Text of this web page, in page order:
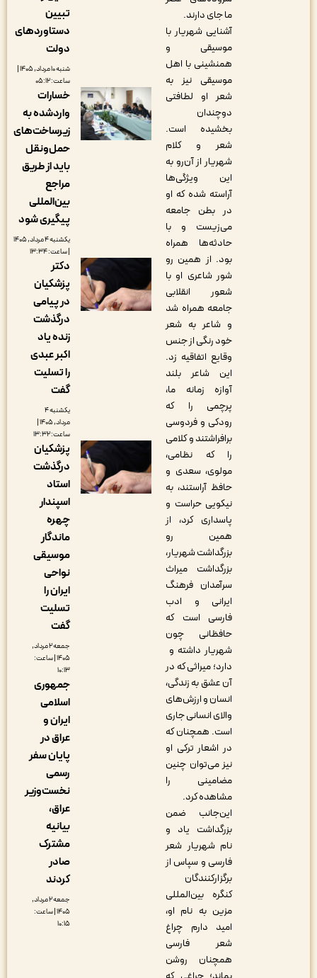
ما جای دارند.
آشنایی شهریار با
موسیقی و
همنشینی با اهل
موسیقی نیز به
شعر او لطافتی
دوچندان
بخشیده است.
شعر و کلام
شهریار از آن‌رو به
این ویژگی‌ها
آراسته شده که او
در بطن جامعه
می‌زیست و با
حادثه‌ها همراه
بود. از همین رو
شور شاعری او با
شعور انقلابی
جامعه همراه شد
و شاعر به شعر
خود رنگی از جنس
وقایع اتفاقیه زد.
این شاعر بلند
آوازه زمانه ما،
پرچمی را که
رودکی و فردوسی
برافراشتند و کلامی
را که نظامی،
مولوی، سعدی و
حافظ آراستند، به
نیکویی حراست و
پاسداری کرد، از
همین رو
بزرگداشت شهریار،
بزرگداشت میراث
سرآمدان فرهنگ
ایرانی و ادب
فارسی است که
حافظانی چون
شهریار داشته و
دارد؛ میراثی که در
آن عشق به زندگی،
انسان و ارزش‌های
والای انسانی جاری
است. همچنان که
در اشعار ترکی او
نیز می‌توان چنین
مضامینی را
مشاهده کرد.
این‌جانب ضمن
بزرگداشت یاد و
نام شهریار شعر
فارسی و سپاس از
برگزارکنندگان
کنگره بین‌‌المللی
مزین به نام او،
امید دارم چراغ
شعر فارسی
همچنان روشن
دستاوردهای
شنبه ۱۰ مرداد, ۱۴۰۵ |
خسارات
واردشده به
زیرساخت‌های
حمل‌ونقل
باید از طریق
بین‌المللی
پیگیری شود
یکشنبه ۴ مرداد, ۱۴۰۵
دکتر
پزشکیان
در پیامی
درگذشت
زنده یاد
اکبر عبدی
را تسلیت
مرداد, ۱۴۰۵ |
پزشکیان
درگذشت
استاد
موسیقی
جمعه ۲ مرداد,
۱۴۰۵ | ساعت:
جمهوری
پایان سفر
نخست‌وزیر
جمعه ۲ مرداد,
۱۴۰۵ | ساعت: